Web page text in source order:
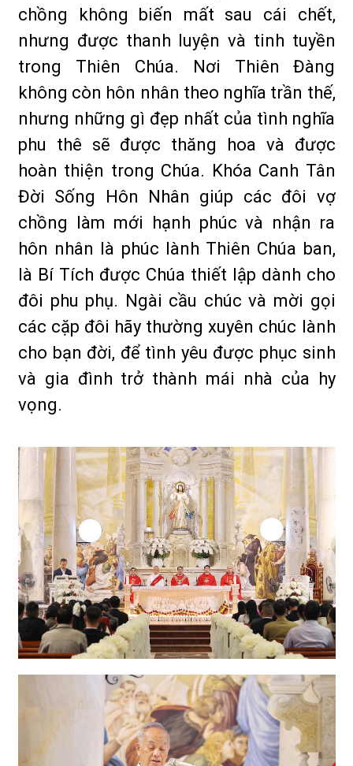
chồng không biến mất sau cái chết,
nhưng được thanh luyện và tinh tuyền
trong Thiên Chúa. Nơi Thiên Đàng
không còn hôn nhân theo nghĩa trần thế,
nhưng những gì đẹp nhất của tình nghĩa
phu thê sẽ được thăng hoa và được
hoàn thiện trong Chúa. Khóa Canh Tân
Đời Sống Hôn Nhân giúp các đôi vợ
chồng làm mới hạnh phúc và nhận ra
hôn nhân là phúc lành Thiên Chúa ban,
là Bí Tích được Chúa thiết lập dành cho
đôi phu phụ. Ngài cầu chúc và mời gọi
các cặp đôi hãy thường xuyên chúc lành
cho bạn đời, để tình yêu được phục sinh
và gia đình trở thành mái nhà của hy
vọng.